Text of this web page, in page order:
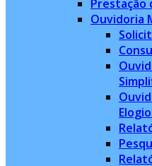
Prestação
Ouvidoria